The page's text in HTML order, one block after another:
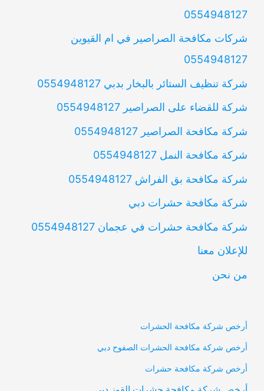
0554948127
شركات مكافحة الصراصير في ام القيوين
0554948127
شركة تنظيف الستائر بالبخار بدبي 0554948127
شركة للقضاء على الصراصير 0554948127
شركة مكافحة الصراصير 0554948127
شركة مكافحة النمل 0554948127
شركة مكافحة بق الفراش 0554948127
شركة مكافحة حشرات دبي
شركة مكافحة حشرات في عجمان 0554948127
للإعلان معنا
من نحن
أرخص شركة مكافحة الحشرات
أرخص شركة مكافحة الحشرات الصفوح دبي
أرخص شركة مكافحة حشرات